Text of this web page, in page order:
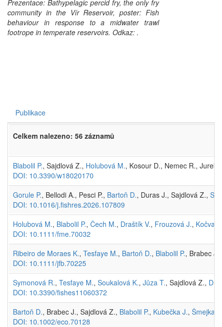
Prezentace: Bathypelagic percid fry, the only fry
community in the Vír Reservoir, poster:Fish
behaviour in response to a midwater trawl
footrope in temperate reservoirs. Odkaz: .
Publikace
Celkem nalezeno: 56 záznamů
Blabolil P., Sajdlová Z., Holubová M., Kosour D., Nemec R., Jurek
DOI: 10.3390/w18020170
Gorule P., Bellodi A., Pesci P., Bartoň D., Duras J., Sajdlová Z.,
DOI: 10.1016/j.fishres.2026.107809
Holubová M., Blabolil P., Čech M., Draštík V., Frouzová J.,
DOI: 10.1111/fme.70032
Ribeiro de Moraes K., Tesfaye M., Bartoň D., Blabolil P., Brabec
DOI: 10.1111/jfb.70225
Symonová R., Tesfaye M., Soukalová K., Jůza T., Sajdlová Z.,
DOI: 10.3390/fishes11060372
Bartoň D., Brabec J., Sajdlová Z., Blabolil P., Kubečka J., Šmejkal
DOI: 10.1002/eco.70128